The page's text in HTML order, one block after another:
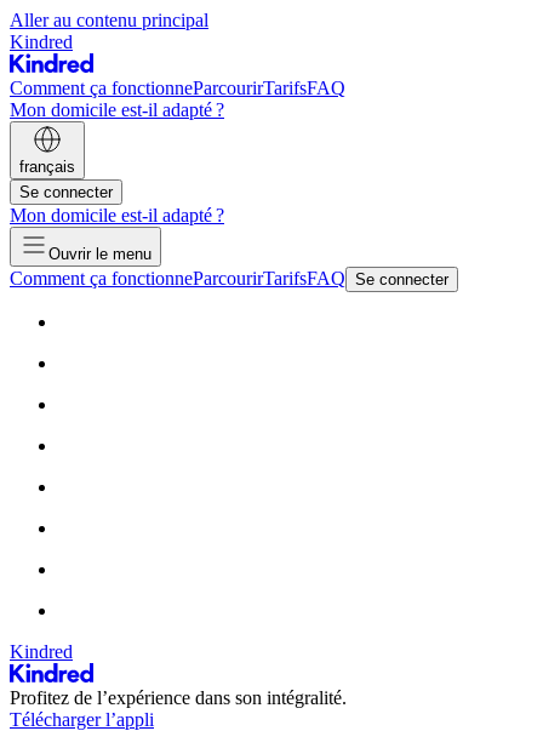
Aller au contenu principal
Kindred
Comment ça fonctionneParcourirTarifsFAQ
Mon domicile est-il adapté ?
français
Se connecter
Mon domicile est-il adapté ?
Ouvrir le menu
Comment ça fonctionneParcourirTarifsFAQ Se connecter
Kindred
Profitez de l’expérience dans son intégralité.
Télécharger l’appli